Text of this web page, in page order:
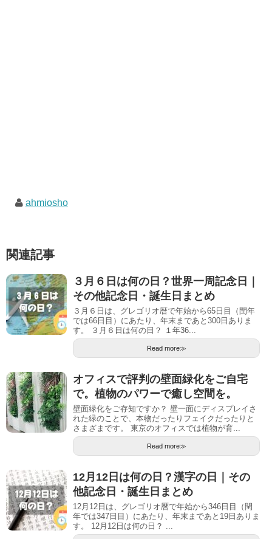
ahmiosho
関連記事
３月６日は何の日？世界一周記念日｜
その他記念日・誕生日まとめ
３月６日は、グレゴリオ暦で年始から65日目（閏年
では66日目）にあたり、年末まであと300日ありま
す。 ３月６日は何の日？ １年36...
Read more≫
オフィスで評判の壁面緑化をご自宅
で。植物のパワーで癒し空間を。
壁面緑化をご存知ですか？ 壁一面にディスプレイさ
れた緑のことで、本物だったりフェイクだったりと
さまざまです。 東京のオフィスでは植物が育...
Read more≫
12月12日は何の日？漢字の日｜その
他記念日・誕生日まとめ
12月12日は、グレゴリオ暦で年始から346日目（閏
年では347日目）にあたり、年末まであと19日ありま
す。 12月12日は何の日？ ...